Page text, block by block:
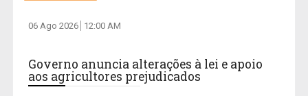
06 Ago 2026 12:00 AM
Governo anuncia alterações à lei e apoio
aos agricultores prejudicados